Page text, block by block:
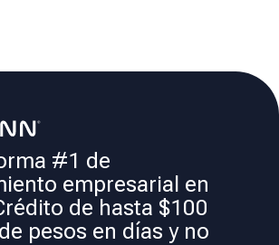
#1 de
empresarial en
de hasta $100
pesos en días y no